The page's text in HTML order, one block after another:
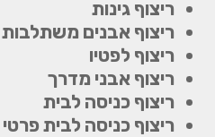
ריצוף גינות
ריצוף אבנים משתלבות
ריצוף לפטיו
ריצוף אבני מדרך
ריצוף כניסה לבית
ריצוף כניסה לבית פרטי